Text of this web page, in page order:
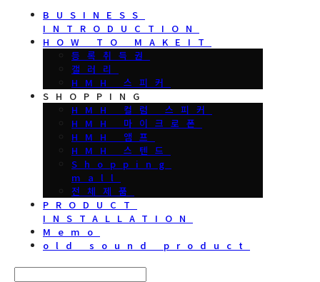
BUSINESS
INTRODUCTION
HOW TO MAKEIT
등록취득권
갤러리
HMH 스피커
SHOPPING
HMH 컬럼 스피커
HMH 마이크로폰
HMH 앰프
HMH 스텐드
Shopping
mall
전체제품
PRODUCT
INSTALLATION
Memo
old sound product